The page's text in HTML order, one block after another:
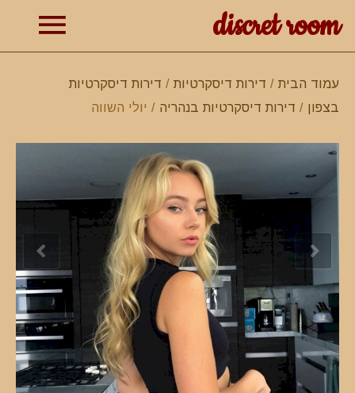
discret room
עמוד הבית / דירות דיסקרטיות / דירות דיסקרטיות
בצפון / דירות דיסקרטיות בנהריה / יולי השווה